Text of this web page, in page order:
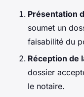
Présentation
soumet un
faisabilité du
Réception de
dossier
le notaire.